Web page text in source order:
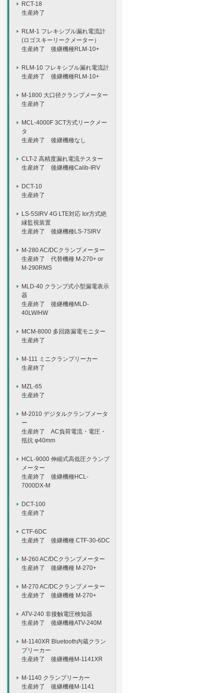
RCT-18
生産終了
RLM-1 フレキシブル漏れ電流計
(ロゴスキーリークメーター）
生産終了 後継機種RLM-10+
RLM-10 フレキシブル漏れ電流計
生産終了 後継機種RLM-10+
M-1800 大口径クランプメーター
生産終了
MCL-4000F 3CT方式リークメー
タ
生産終了 後継機種なし
CLT-2 高精度漏れ電流テスター
生産終了 後継機種Calib-IRV
DCT-10
生産終了
LS-5SIRV 4G LTE対応 Ior方式絶
縁監視装置
生産終了 後継機種LS-7SIRV
M-280 AC/DCクランプメーター
生産終了 代替機種 M-270+ or
M-290RMS
MLD-40 クランプ式小型漏電表示
器
生産終了 後継機種MLD-
40LW/HW
MCM-8000 多回路漏電モニター
生産終了
M-111 ミニクランプリーカー
生産終了
MZL-65
生産終了
M-2010 デジタルクランプメータ
ー
生産終了 AC負荷電流・電圧・
抵抗 φ40mm
HCL-9000 伸縮式高低圧クランプ
メーター
生産終了 後継機種HCL-
7000DX-M
DCT-100
生産終了
CTF-6DC
生産終了 後継機種 CTF-30-6DC
M-260 AC/DCクランプメーター
生産終了 後継機種 M-270+
M-270 AC/DCクランプメーター
生産終了 後継機種 M-270+
ATV-240 非接触電圧検知器
生産終了 後継機種ATV-240M
M-1140XR Bluetooth内蔵クラン
プリーカー
生産終了 後継機種M-1141XR
M-1140 クランプリーカー
生産終了 後継機種M-1141